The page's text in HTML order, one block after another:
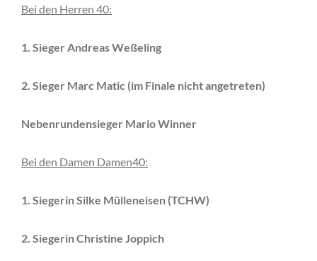
Bei den Herren 40:
1. Sieger Andreas Weßeling
2. Sieger Marc Matic (im Finale nicht angetreten)
Nebenrundensieger Mario Winner
Bei den Damen Damen40:
1. Siegerin Silke Mülleneisen (TCHW)
2. Siegerin Christine Joppich